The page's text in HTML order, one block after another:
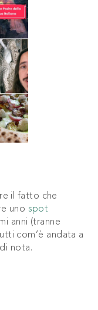
il fatto che
uno spot
anni (tranne
com’è andata a
nota.